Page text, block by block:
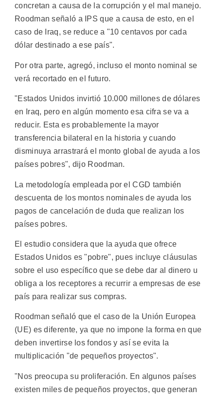
concretan a causa de la corrupción y el mal manejo.
Roodman señaló a IPS que a causa de esto, en el
caso de Iraq, se reduce a "10 centavos por cada
dólar destinado a ese país".
Por otra parte, agregó, incluso el monto nominal se
verá recortado en el futuro.
"Estados Unidos invirtió 10.000 millones de dólares
en Iraq, pero en algún momento esa cifra se va a
reducir. Esta es probablemente la mayor
transferencia bilateral en la historia y cuando
disminuya arrastrará el monto global de ayuda a los
países pobres", dijo Roodman.
La metodología empleada por el CGD también
descuenta de los montos nominales de ayuda los
pagos de cancelación de duda que realizan los
países pobres.
El estudio considera que la ayuda que ofrece
Estados Unidos es "pobre", pues incluye cláusulas
sobre el uso específico que se debe dar al dinero u
obliga a los receptores a recurrir a empresas de ese
país para realizar sus compras.
Roodman señaló que el caso de la Unión Europea
(UE) es diferente, ya que no impone la forma en que
deben invertirse los fondos y así se evita la
multiplicación "de pequeños proyectos".
"Nos preocupa su proliferación. En algunos países
existen miles de pequeños proyectos, que generan